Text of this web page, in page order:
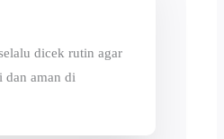
dicek rutin agar
dan aman di